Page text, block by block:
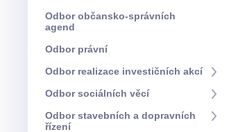
Odbor občansko-správních
agend
Odbor právní
Odbor realizace investičních akcí
Odbor sociálních věcí
Odbor stavebních a dopravních
řízení